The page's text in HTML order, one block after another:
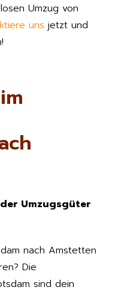
Umzug von
uns jetzt und
Umzugsgüter
nach Amstetten
Die
sind dein